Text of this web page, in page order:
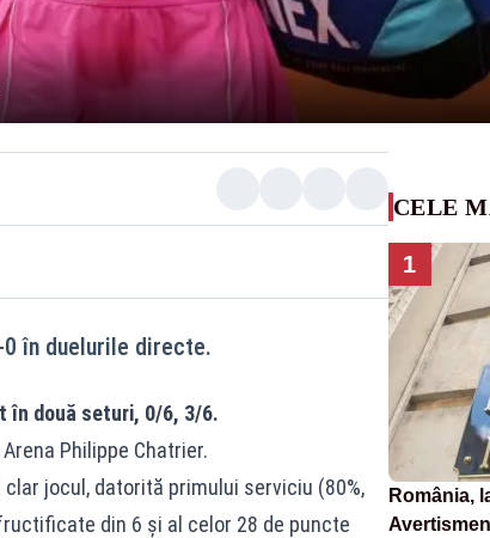
în duelurile directe.
în două seturi, 0/6, 3/6.
Philippe Chatrier.
jocul, datorită primului serviciu (80%,
din 6 şi al celor 28 de puncte
CELE
1
România,